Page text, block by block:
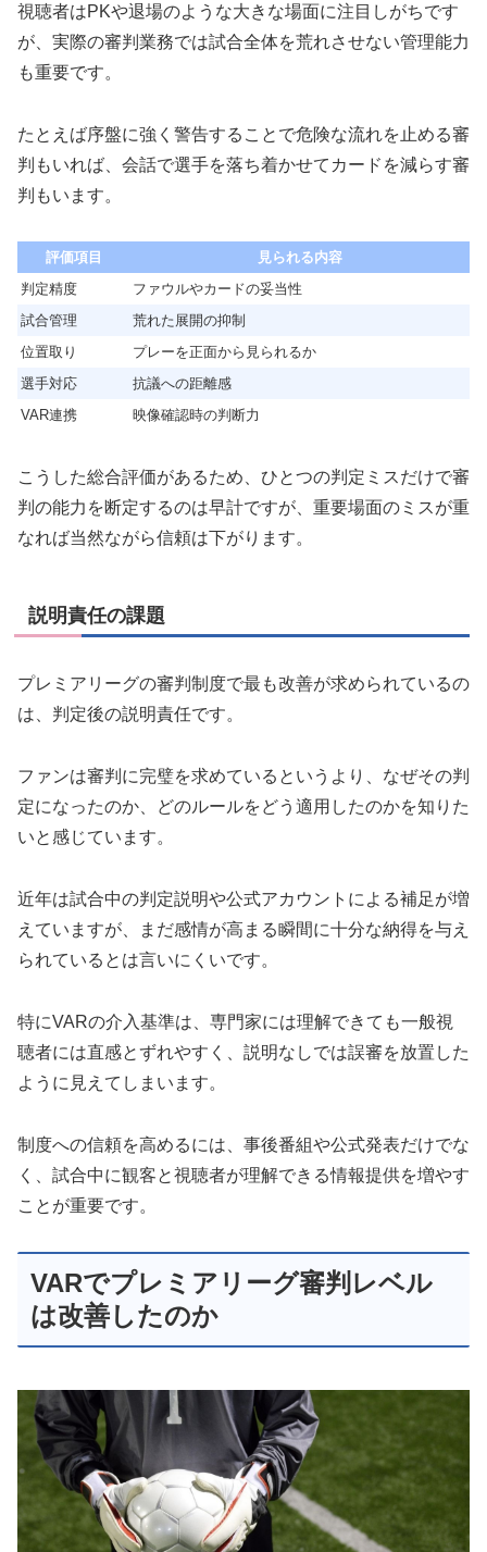
視聴者はPKや退場のような大きな場面に注目しがちです
が、実際の審判業務では試合全体を荒れさせない管理能力
も重要です。
たとえば序盤に強く警告することで危険な流れを止める審
判もいれば、会話で選手を落ち着かせてカードを減らす審
判もいます。
評価項目
見られる内容
判定精度
ファウルやカードの妥当性
試合管理
荒れた展開の抑制
位置取り
プレーを正面から見られるか
選手対応
抗議への距離感
VAR連携
映像確認時の判断力
こうした総合評価があるため、ひとつの判定ミスだけで審
判の能力を断定するのは早計ですが、重要場面のミスが重
なれば当然ながら信頼は下がります。
説明責任の課題
プレミアリーグの審判制度で最も改善が求められているの
は、判定後の説明責任です。
ファンは審判に完璧を求めているというより、なぜその判
定になったのか、どのルールをどう適用したのかを知りた
いと感じています。
近年は試合中の判定説明や公式アカウントによる補足が増
えていますが、まだ感情が高まる瞬間に十分な納得を与え
られているとは言いにくいです。
特にVARの介入基準は、専門家には理解できても一般視
聴者には直感とずれやすく、説明なしでは誤審を放置した
ように見えてしまいます。
制度への信頼を高めるには、事後番組や公式発表だけでな
く、試合中に観客と視聴者が理解できる情報提供を増やす
ことが重要です。
VARでプレミアリーグ審判レベル
は改善したのか